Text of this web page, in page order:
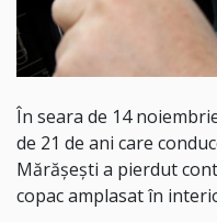
În seara de 14
de 21 de ani care
Mărășești a pierdut
copac amplasat în